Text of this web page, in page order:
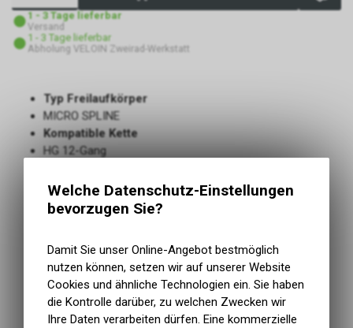
1 - 3 Tage lieferbar
Versand
1 - 3 Tage lieferbar
Abholung VELOIN Zweirad-Werkstatt
Typ Freilaufkörper
MICRO SPLINE
Kompatible Kette
HG 12-Gang
erforderlich
In Verbindung mit kleineren Kettenblättern und dem
DEORE XT-Schaltwerk mit mittlerem Käfig bietet die
bodenschonende Option mit kompromisslosem 500%-
Bereich
Die CS-M8200 in 9-45T ist mit den MICRO SPLINE-
Nabenstandards kompatibel und wird mit einem
speziellen Lockring-Werkzeug (TL-LR021) montiert
Welche Datenschutz-Einstellungen
bevorzugen Sie?
Damit Sie unser Online-Angebot bestmöglich
nutzen können, setzen wir auf unserer Website
Cookies und ähnliche Technologien ein. Sie haben
die Kontrolle darüber, zu welchen Zwecken wir
Ihre Daten verarbeiten dürfen. Eine kommerzielle